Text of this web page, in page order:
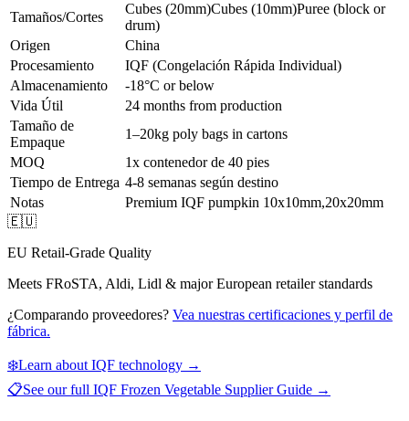
Tamaños/Cortes
Cubes (20mm)Cubes (10mm)Puree (block or
drum)
Origen
China
Procesamiento
IQF (Congelación Rápida Individual)
Almacenamiento
-18°C or below
Vida Útil
24 months from production
Tamaño de
Empaque
1–20kg poly bags in cartons
MOQ
1x contenedor de 40 pies
Tiempo de Entrega 4-8 semanas según destino
Notas
Premium IQF pumpkin 10x10mm,20x20mm
🇪🇺
EU Retail-Grade Quality
Meets FRoSTA, Aldi, Lidl & major European retailer standards
¿Comparando proveedores? Vea nuestras certificaciones y perfil de
fábrica.
❄️Learn about IQF technology →
📋See our full IQF Frozen Vegetable Supplier Guide →